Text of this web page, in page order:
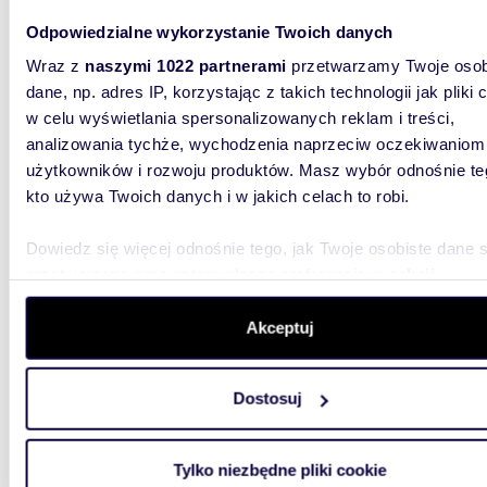
Odpowiedzialne wykorzystanie Twoich danych
Wraz z naszymi 1022 partnerami przetwarzamy Twoje
dane, np. adres IP, korzystając z takich technologii jak pliki
w celu wyświetlania spersonalizowanych reklam i treści,
analizowania tychże, wychodzenia naprzeciw oczekiwaniom
użytkowników i rozwoju produktów. Masz wybór odnośnie
kto używa Twoich danych i w jakich celach to robi.
Dowiedz się więcej odnośnie tego, jak Twoje osobiste dane
szczegółów. W Deklaracji plików cookie możesz zmienić
wycofać swoją zgodę w dowolnej chwili.
aby oferować funkcje społecznościowe i analizować ruch w
witrynie. Informacje o tym, jak korzystasz z naszej witryny,
analitycznym. Partnerzy mogą połączyć te informacje z
Akceptuj
Dostosuj
Tylko niezbędne pliki cookie
1 200
Na